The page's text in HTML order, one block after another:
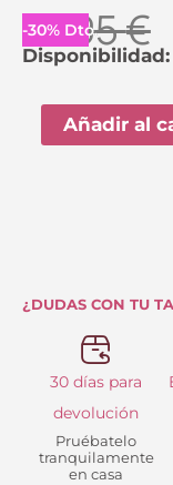
-30% Dto.
10.95€
Disponibilidad:
Taza
Anekke
cantidad
Añadir al
¿DUDAS CON TU
30 días para
devolución
Pruébatelo
tranquilamente
en casa